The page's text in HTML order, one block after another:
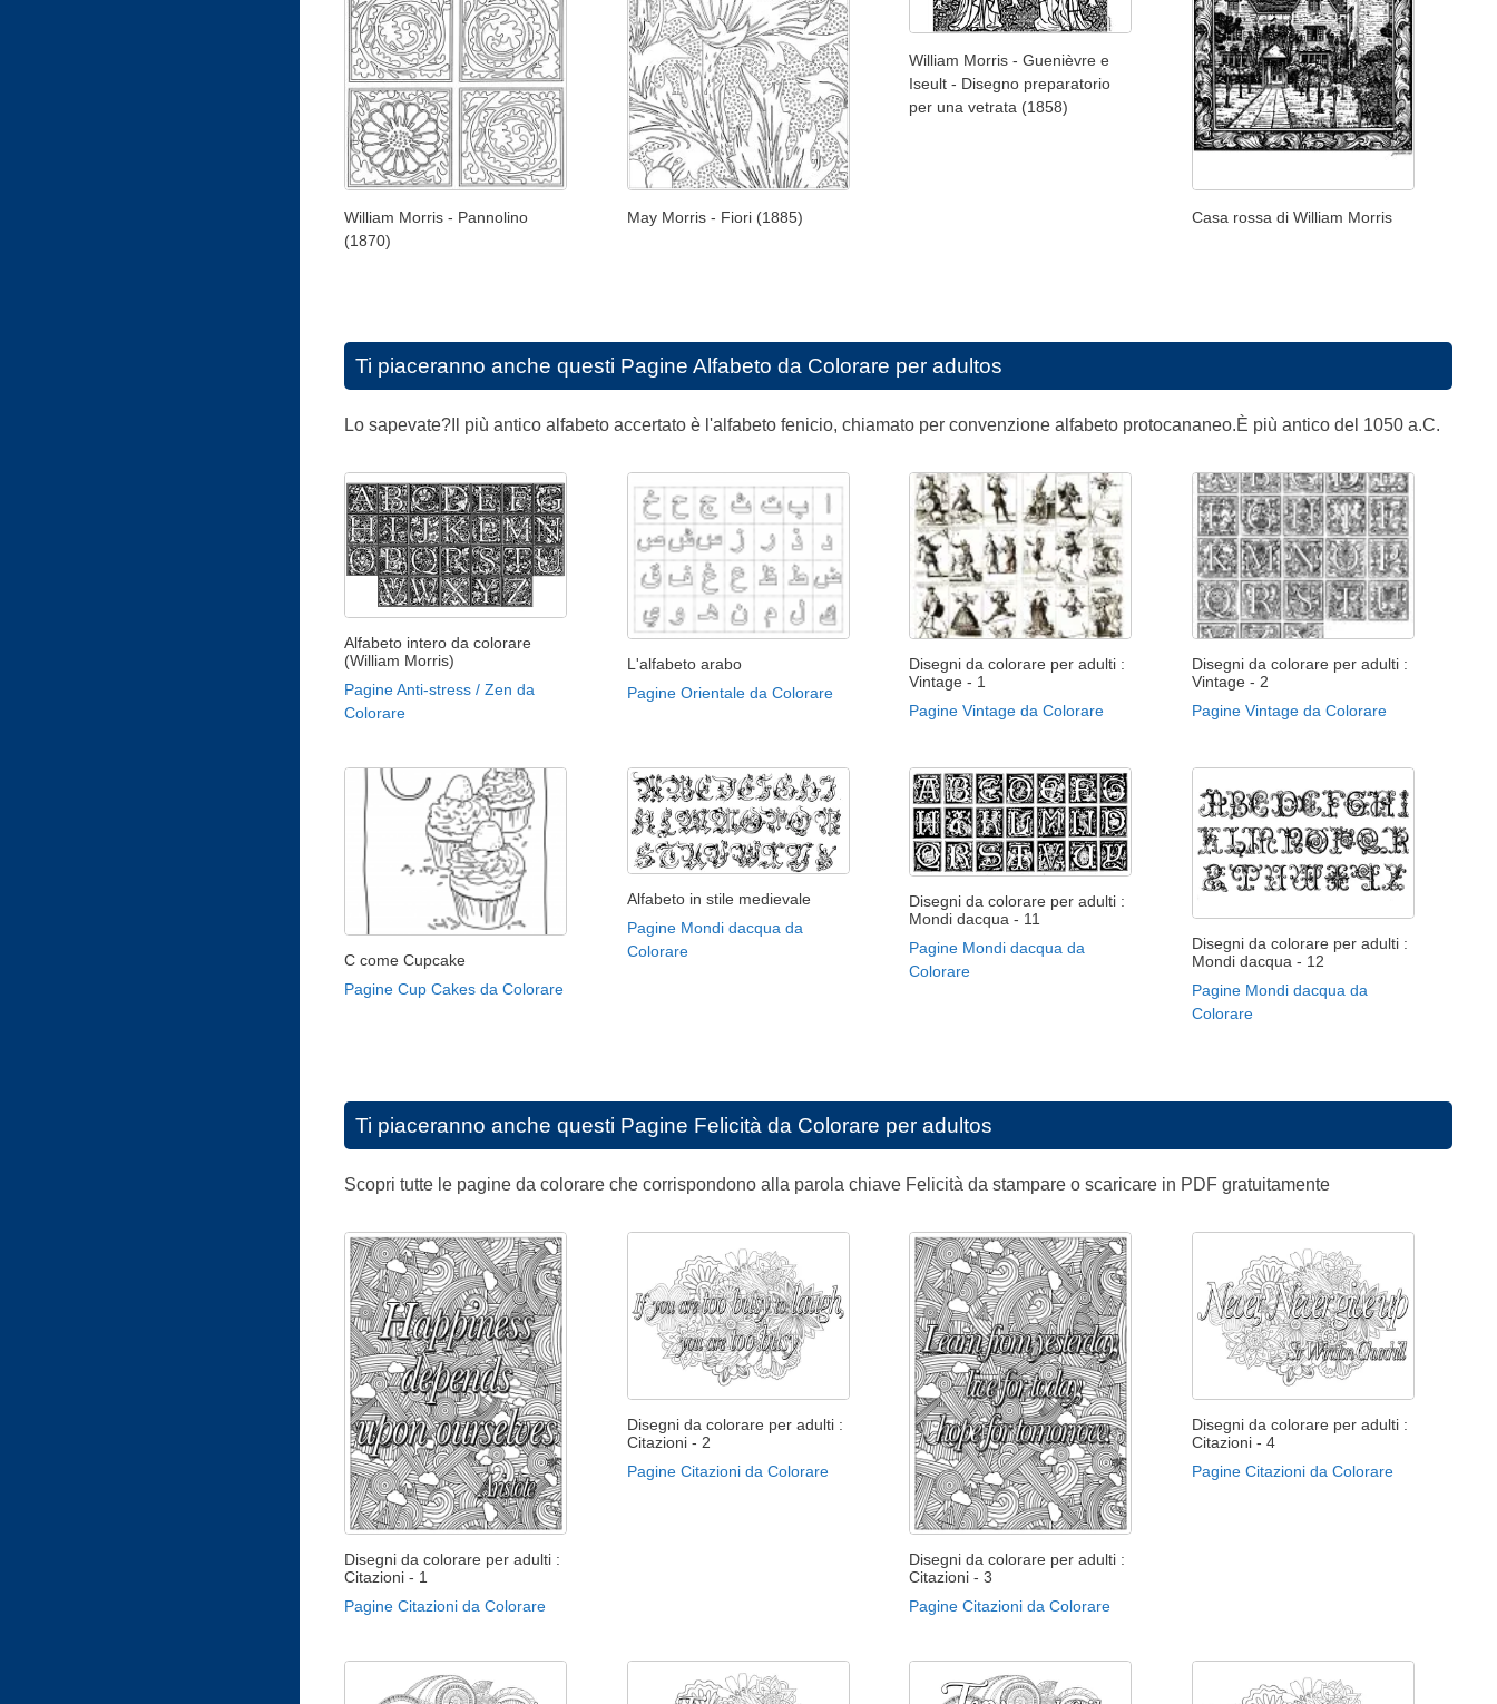
William Morris - Pannolino
(1870)
May Morris - Fiori (1885)
William Morris - Guenièvre e
Iseult - Disegno preparatorio
per una vetrata (1858)
Casa rossa di William Morris
Ti piaceranno anche questi Pagine Alfabeto da Colorare per adultos
Lo sapevate?Il più antico alfabeto accertato è l'alfabeto fenicio, chiamato per convenzione alfabeto protocananeo.È più antico del 1050 a.C.
Alfabeto intero da colorare
(William Morris)
Pagine Anti-stress / Zen da
Colorare
L'alfabeto arabo
Pagine Orientale da Colorare
Disegni da colorare per adulti :
Vintage - 1
Pagine Vintage da Colorare
Disegni da colorare per adulti :
Vintage - 2
Pagine Vintage da Colorare
C come Cupcake
Pagine Cup Cakes da Colorare
Alfabeto in stile medievale
Pagine Mondi dacqua da
Colorare
Disegni da colorare per adulti :
Mondi dacqua - 11
Pagine Mondi dacqua da
Colorare
Disegni da colorare per adulti :
Mondi dacqua - 12
Pagine Mondi dacqua da
Colorare
Ti piaceranno anche questi Pagine Felicità da Colorare per adultos
Scopri tutte le pagine da colorare che corrispondono alla parola chiave Felicità da stampare o scaricare in PDF gratuitamente
Disegni da colorare per adulti :
Citazioni - 1
Pagine Citazioni da Colorare
Disegni da colorare per adulti :
Citazioni - 2
Pagine Citazioni da Colorare
Disegni da colorare per adulti :
Citazioni - 3
Pagine Citazioni da Colorare
Disegni da colorare per adulti :
Citazioni - 4
Pagine Citazioni da Colorare